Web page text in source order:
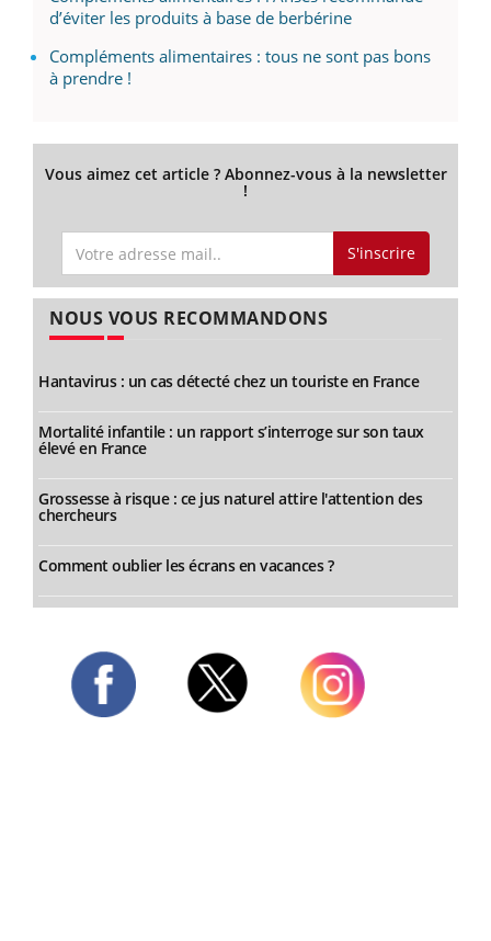
d’éviter les produits à base de berbérine
Compléments alimentaires : tous ne sont pas bons
à prendre !
Vous aimez cet article ? Abonnez-vous à la newsletter
!
S'inscrire
NOUS VOUS RECOMMANDONS
Hantavirus : un cas détecté chez un touriste en France
Mortalité infantile : un rapport s’interroge sur son taux
élevé en France
Grossesse à risque : ce jus naturel attire l'attention des
chercheurs
Comment oublier les écrans en vacances ?